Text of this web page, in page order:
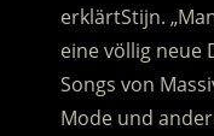
erklärtStijn.
eine völlig neue
Songs von
Mode und